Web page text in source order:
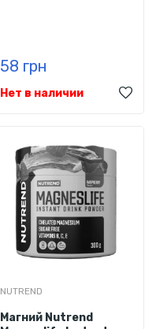
58 грн
Нет в наличии
NUTREND
Магний Nutrend